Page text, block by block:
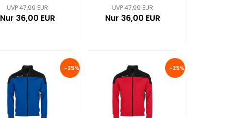
UVP 47,99 EUR
Nur 36,00 EUR
UVP 47,99 EUR
Nur 36,00 EUR
-25% -25%